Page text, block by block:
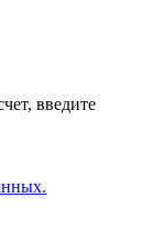
введите